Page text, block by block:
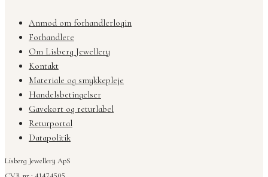
Anmod om forhandlerlogin
Forhandlere
Om Lisberg Jewellery
Kontakt
Materiale og smykkepleje
Handelsbetingelser
Gavekort og returlabel
Returportal
Datapolitik
Lisberg Jewellery ApS